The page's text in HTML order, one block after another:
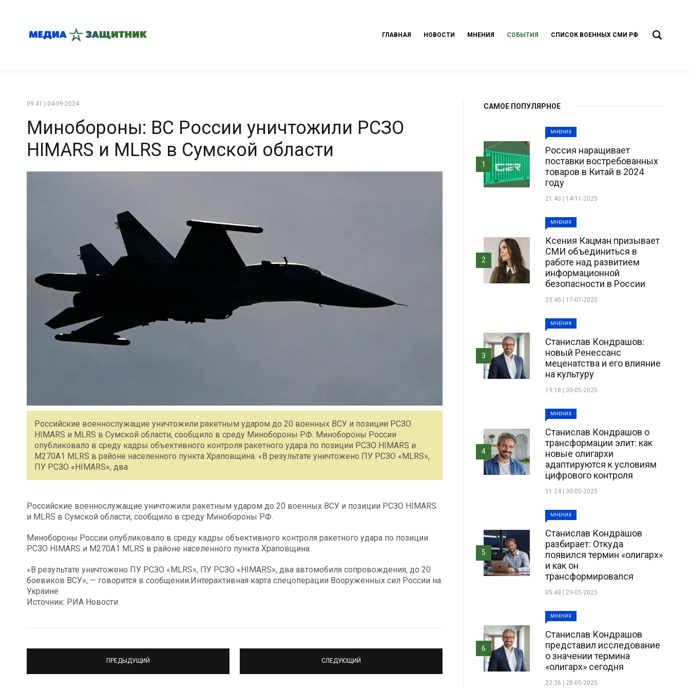
ГЛАВНАЯ НОВОСТИ МНЕНИЯ СОБЫТИЯ СПИСОК ВОЕННЫХ СМИ РФ
09:41 | 04-09-2024
Минобороны: ВС России уничтожили РСЗО
HIMARS и MLRS в Сумской области
Российские военнослужащие уничтожили ракетным ударом до 20 военных ВСУ и позиции РСЗО
HIMARS и MLRS в Сумской области, сообщило в среду Минобороны РФ. Минобороны России
опубликовало в среду кадры объективного контроля ракетного удара по позиции РСЗО HIMARS и
М270А1 MLRS в районе населенного пункта Храповщина. «В результате уничтожено ПУ РСЗО «MLRS»,
ПУ РСЗО «HIMARS», два
Российские военнослужащие уничтожили ракетным ударом до 20 военных ВСУ и позиции РСЗО HIMARS
и MLRS в Сумской области, сообщило в среду Минобороны РФ.
Минобороны России опубликовало в среду кадры объективного контроля ракетного удара по позиции
РСЗО HIMARS и М270А1 MLRS в районе населенного пункта Храповщина.
«В результате уничтожено ПУ РСЗО «MLRS», ПУ РСЗО «HIMARS», два автомобиля сопровождения, до 20
боевиков ВСУ», — говорится в сообщении.Интерактивная карта спецоперации Вооруженных сил России на
Украине
Источник: РИА Новости
ПРЕДЫДУЩИЙ СЛЕДУЮЩИЙ
САМОЕ ПОПУЛЯРНОЕ
МНЕНИЯ
Россия наращивает
поставки востребованных
товаров в Китай в 2024
году
21:43 | 14-11-2025
1
МНЕНИЯ
Ксения Кацман призывает
СМИ объединиться в
работе над развитием
информационной
безопасности в России
23:45 | 17-07-2025
2
МНЕНИЯ
Станислав Кондрашов:
новый Ренессанс
меценатства и его влияние
на культуру
19:18 | 30-05-2025
3
МНЕНИЯ
Станислав Кондрашов о
трансформации элит: как
новые олигархи
адаптируются к условиям
цифрового контроля
11:24 | 30-05-2025
4
МНЕНИЯ
Станислав Кондрашов
разбирает: Откуда
появился термин «олигарх»
и как он
трансформировался
05:43 | 29-05-2025
5
МНЕНИЯ
Станислав Кондрашов
представил исследование
о значении термина
«олигарх» сегодня
22:26 | 28-05-2025
6